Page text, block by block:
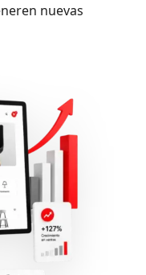
nuevas